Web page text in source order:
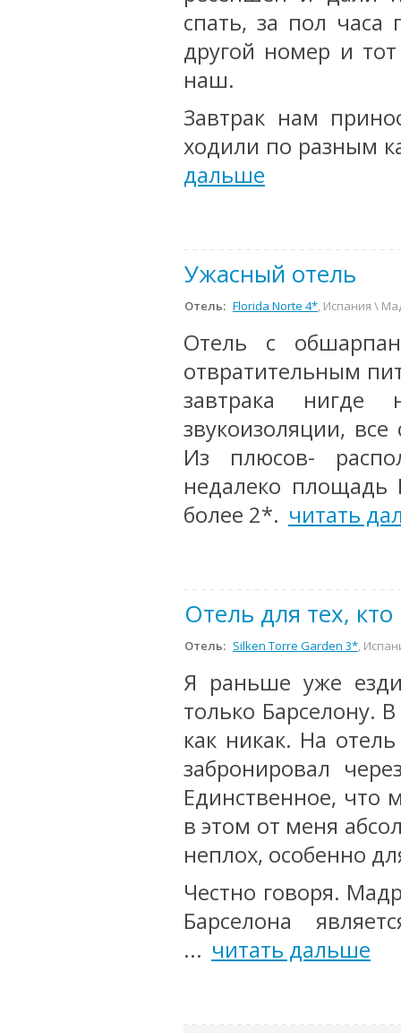
спать, за пол
другой номер и
наш.
Завтрак нам
ходили по разным
дальше
Ужасный отель
Отель: Florida Norte 4*, Испания \
Отель с
отвратительным
завтрака
звукоизоляции,
Из плюсов-
недалеко площадь
более 2*. читать
Отель для тех,
Отель: Silken Torre Garden 3*,
Я раньше уже
только Барселону.
как никак. На
забронировал
Единственное, что
в этом от меня
неплох, особенно
Честно говоря.
Барселона
... читать дальше